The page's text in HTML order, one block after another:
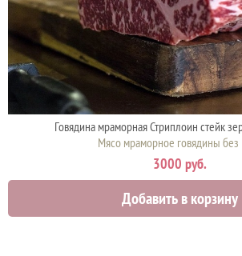
Говядина мраморная Стриплоин стейк
Мясо мраморное говядины
3000 руб.
Добавить в корзину